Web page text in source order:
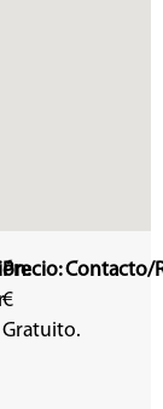
Precio:
€
Gratuito.
Contacto/